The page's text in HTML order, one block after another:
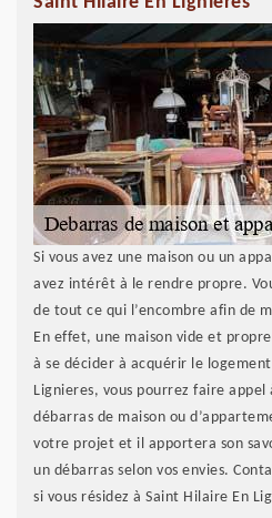
Si vous avez une maison ou un
avez intérêt à le rendre propre.
de tout ce qui l’encombre afin de
En effet, une maison vide et
à se décider à acquérir le
Lignieres, vous pourrez faire appel
débarras de maison ou
votre projet et il apportera son
un débarras selon vos envies.
si vous résidez à Saint Hilaire En